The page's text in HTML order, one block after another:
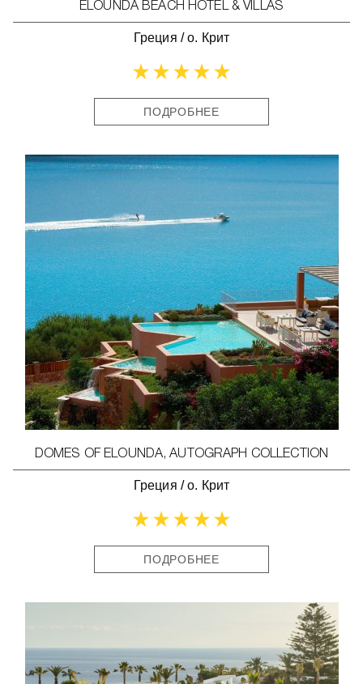
ELOUNDA BEACH HOTEL & VILLAS
Греция /о. Крит
ПОДРОБНЕЕ
DOMES OF ELOUNDA, AUTOGRAPH COLLECTION
Греция /о. Крит
ПОДРОБНЕЕ